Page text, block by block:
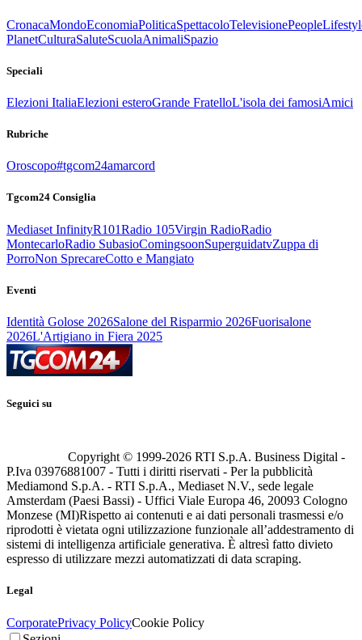
CronacaMondoEconomiaPoliticaSpettacoloTelevisionePeople
PlanetCulturaSaluteScuolaAnimaliSpazio
Speciali
Elezioni ItaliaElezioni esteroGrande FratelloL'isola dei famosiAmici
Rubriche
Oroscopo#tgcom24amarcord
Tgcom24 Consiglia
Mediaset InfinityR101Radio 105Virgin RadioRadio
MontecarloRadio SubasioComingsoonSuperguidatvZuppa di
PorroNon SprecareCotto e Mangiato
Eventi
Identità Golose 2026Salone del Risparmio 2026Fuorisalone
2026L'Artigiano in Fiera 2025
Seguici su
Copyright © 1999-2026 RTI S.p.A. Business Digital -
P.Iva 03976881007 - Tutti i diritti riservati - Per la pubblicità
Mediamond S.p.A. - RTI S.p.A., Mediaset N.V., sede legale
Amsterdam (Paesi Bassi) - Uffici Viale Europa 46, 20093 Cologno
Monzese (MI)Rispetto ai contenuti e ai dati personali trasmessi e/o
riprodotti è vietata ogni utilizzazione funzionale all’addestramento di
sistemi di intelligenza artificiale generativa. È altresì fatto divieto
espresso di utilizzare mezzi automatizzati di data scraping.
Legal
CorporatePrivacy PolicyCookie Policy